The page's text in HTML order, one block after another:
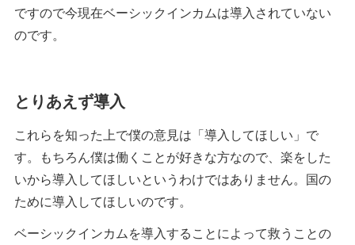
ですので今現在ベーシックインカムは導入されていない
のです。
とりあえず導入
これらを知った上で僕の意見は「導入してほしい」で
す。もちろん僕は働くことが好きな方なので、楽をした
いから導入してほしいというわけではありません。国の
ために導入してほしいのです。
ベーシックインカムを導入することによって救うことの